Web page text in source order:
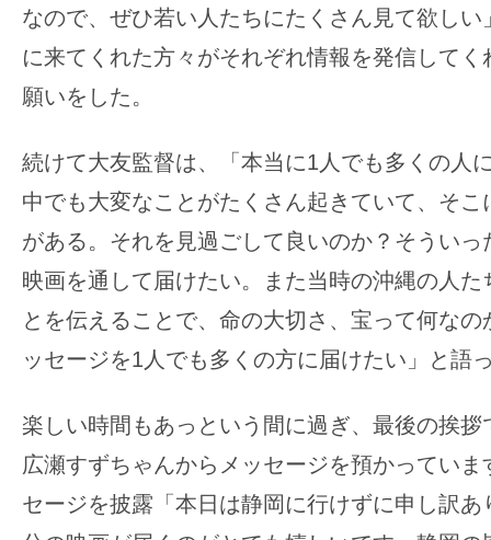
なので、ぜひ若い人たちにたくさん見て欲し
に来てくれた方々がそれぞれ情報を発信して
願いをした。
続けて大友監督は、「本当に1人でも多くの人
中でも大変なことがたくさん起きていて、そ
がある。それを見過ごして良いのか？そうい
映画を通して届けたい。また当時の沖縄の人
とを伝えることで、命の大切さ、宝って何な
ッセージを1人でも多くの方に届けたい」と語
楽しい時間もあっという間に過ぎ、最後の挨拶
広瀬すずちゃんからメッセージを預かってい
セージを披露「本日は静岡に行けずに申し訳